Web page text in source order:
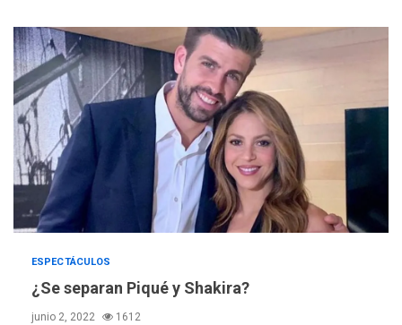
ESPECTÁCULOS
¿Se separan Piqué y Shakira?
junio 2, 2022 1612
Hiroshima 81 años de la
debacle atómica. Japón
debate principios no
nucleares
6
INTERNACIONALES
TITULARES
ÚLTIMA HORA
Trump vuelve intenta
nuevamente limitar
ciudadanía por nacimiento
Ucrania y Rusia intensifican